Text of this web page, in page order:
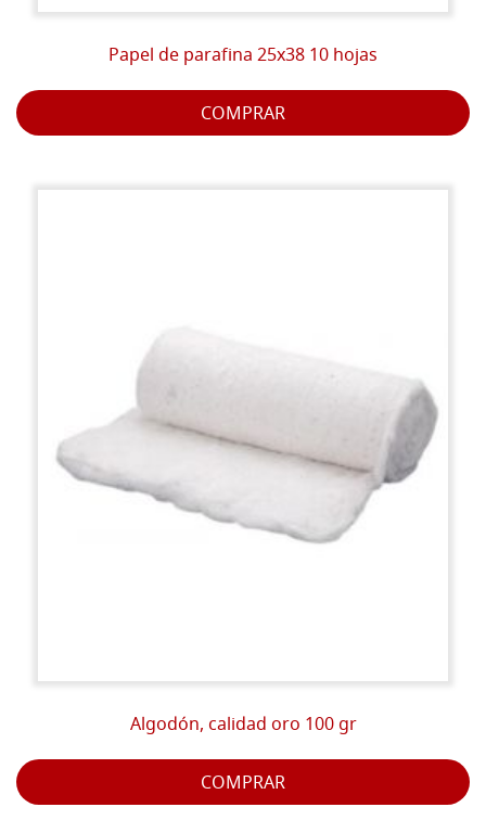
Papel de parafina 25x38 10 hojas
COMPRAR
Algodón, calidad oro 100 gr
COMPRAR